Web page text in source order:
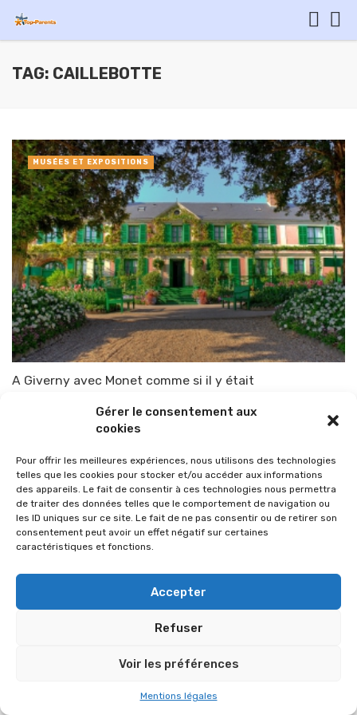
Gérer le consentement aux
cookies
Pour offrir les meilleures expériences, nous utilisons des technologies
telles que les cookies pour stocker et/ou accéder aux informations
des appareils. Le fait de consentir à ces technologies nous permettra
de traiter des données telles que le comportement de navigation ou
les ID uniques sur ce site. Le fait de ne pas consentir ou de retirer son
consentement peut avoir un effet négatif sur certaines
caractéristiques et fonctions.
Accepter
Refuser
Voir les préférences
Mentions légales
TAG: CAILLEBOTTE
A Giverny avec Monet comme si il y était
MUSÉES ET EXPOSITIONS
© 2026 Im-presse. Tous droits réservés.
MENTIONS LÉGALES